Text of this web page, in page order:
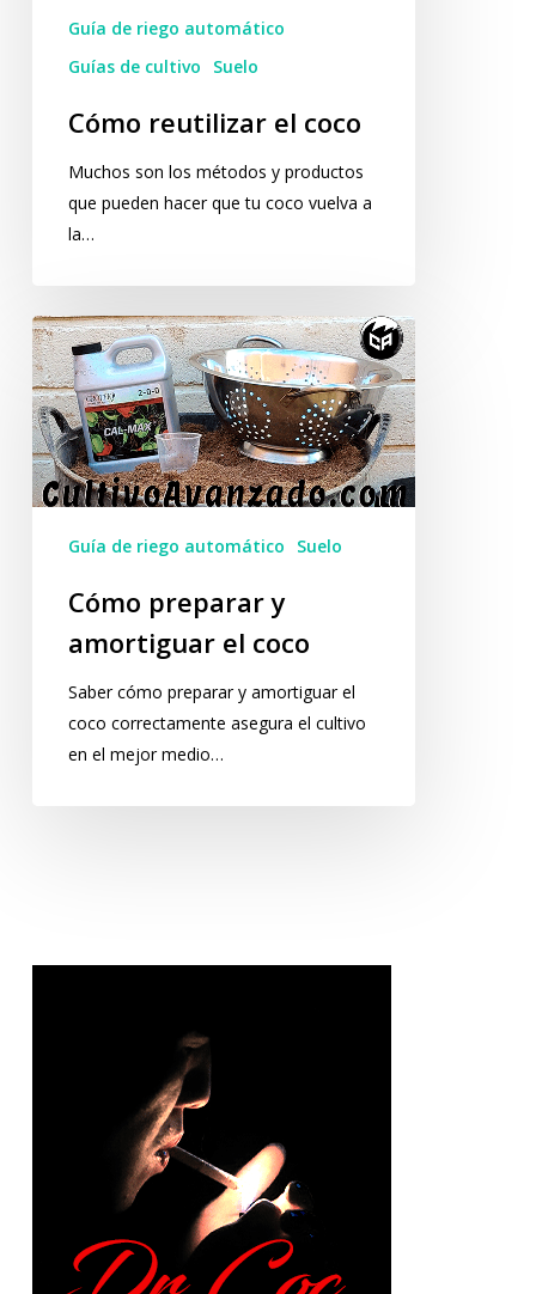
Guía de riego automático
Guías de cultivo
Suelo
Cómo reutilizar el coco
Muchos son los métodos y productos
que pueden hacer que tu coco vuelva a
la…
Cómo
preparar
y
amortiguar
el
coco
Guía de riego automático Suelo
Cómo preparar y
amortiguar el coco
Saber cómo preparar y amortiguar el
coco correctamente asegura el cultivo
en el mejor medio…